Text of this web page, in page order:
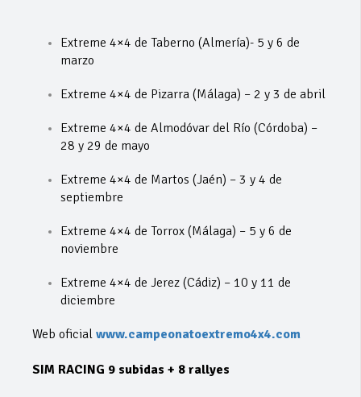
Extreme 4×4 de Taberno (Almería)- 5 y 6 de
marzo
Extreme 4×4 de Pizarra (Málaga) – 2 y 3 de abril
Extreme 4×4 de Almodóvar del Río (Córdoba) –
28 y 29 de mayo
Extreme 4×4 de Martos (Jaén) – 3 y 4 de
septiembre
Extreme 4×4 de Torrox (Málaga) – 5 y 6 de
noviembre
Extreme 4×4 de Jerez (Cádiz) – 10 y 11 de
diciembre
Web oficial www.campeonatoextremo4x4.com
SIM RACING 9 subidas + 8 rallyes